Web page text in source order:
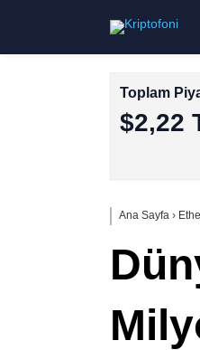
Toplam
$2,22
Ana Sayfa ›